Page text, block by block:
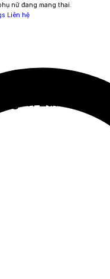
nữ đang mang thai.
Liên hệ
Zake